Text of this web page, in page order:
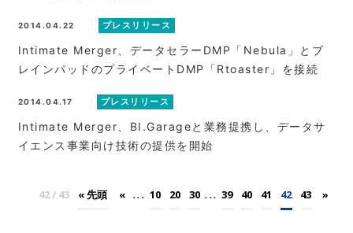
2014.04.22 プレスリリース
Intimate Merger、データセラーDMP「Nebula」とブ
レインパッドのプライベートDMP「Rtoaster」を接続
2014.04.17 プレスリリース
Intimate Merger、BI.Garageと業務提携し、データサ
イエンス事業向け技術の提供を開始
42 / 43 « 先頭 « ... 10 20 30 ... 39 40 41 42 43 »